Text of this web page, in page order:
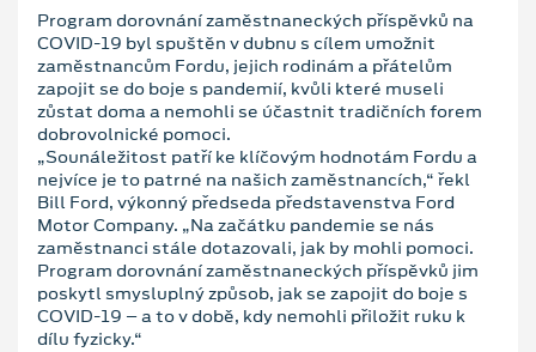
Program dorovnání zaměstnaneckých příspěvků na
COVID-19 byl spuštěn v dubnu s cílem umožnit
zaměstnancům Fordu, jejich rodinám a přátelům
zapojit se do boje s pandemií, kvůli které museli
zůstat doma a nemohli se účastnit tradičních forem
dobrovolnické pomoci.
„Sounáležitost patří ke klíčovým hodnotám Fordu a
nejvíce je to patrné na našich zaměstnancích,“ řekl
Bill Ford, výkonný předseda představenstva Ford
Motor Company. „Na začátku pandemie se nás
zaměstnanci stále dotazovali, jak by mohli pomoci.
Program dorovnání zaměstnaneckých příspěvků jim
poskytl smysluplný způsob, jak se zapojit do boje s
COVID-19 – a to v době, kdy nemohli přiložit ruku k
dílu fyzicky.“